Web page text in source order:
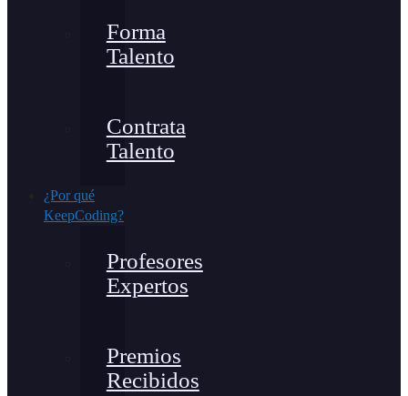
Forma
Talento
Contrata
Talento
¿Por qué
KeepCoding?
Profesores
Expertos
Premios
Recibidos